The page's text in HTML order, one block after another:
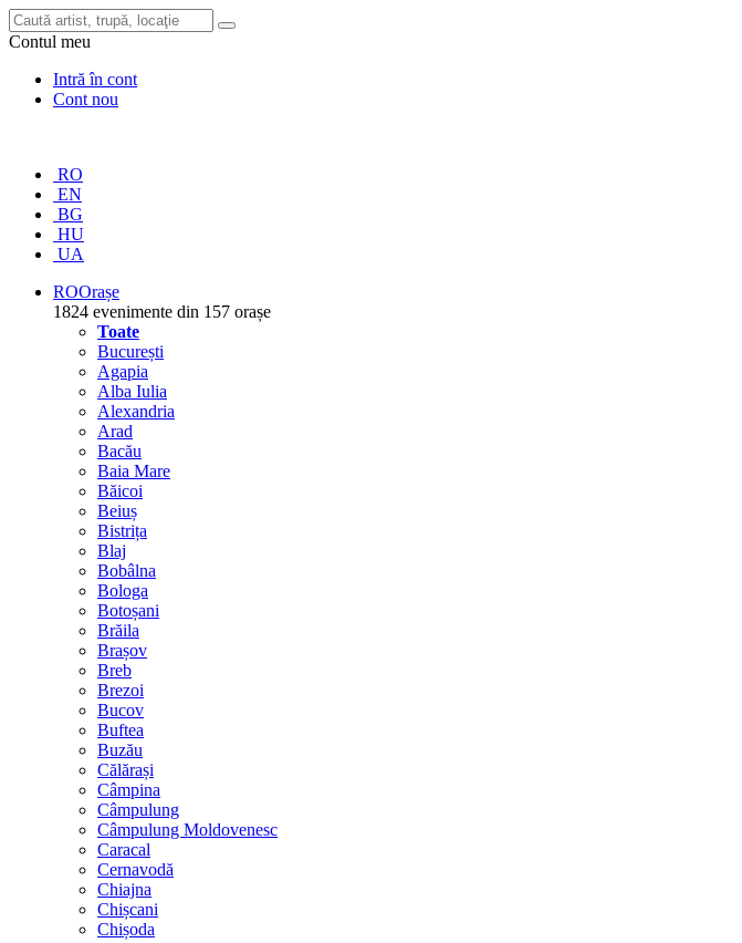
Contul meu
Intră în cont
Cont nou
RO
EN
BG
HU
UA
ROOrașe
1824 evenimente din 157 orașe
Toate
București
Agapia
Alba Iulia
Alexandria
Arad
Bacău
Baia Mare
Băicoi
Beiuș
Bistrița
Blaj
Bobâlna
Bologa
Botoșani
Brăila
Brașov
Breb
Brezoi
Bucov
Buftea
Buzău
Călărași
Câmpina
Câmpulung
Câmpulung Moldovenesc
Caracal
Cernavodă
Chiajna
Chișcani
Chișoda